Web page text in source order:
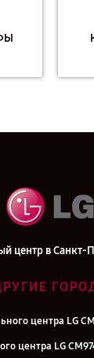
центр в Санкт-
центра LG
центра LG